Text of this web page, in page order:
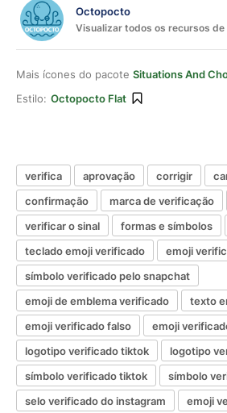
Octopocto
Visualizar todos os recursos de
Mais ícones do pacote Situations And
Estilo: Octopocto Flat
verifica aprovação corrigir
confirmação
marca de verificação
verificar o sinal
formas e símbolos
teclado emoji verificado
emoji
símbolo verificado pelo snapchat
emoji de emblema verificado
texto
emoji verificado falso
emoji
logotipo verificado tiktok
logotipo
símbolo verificado tiktok
símbolo
selo verificado do instagram
emoji